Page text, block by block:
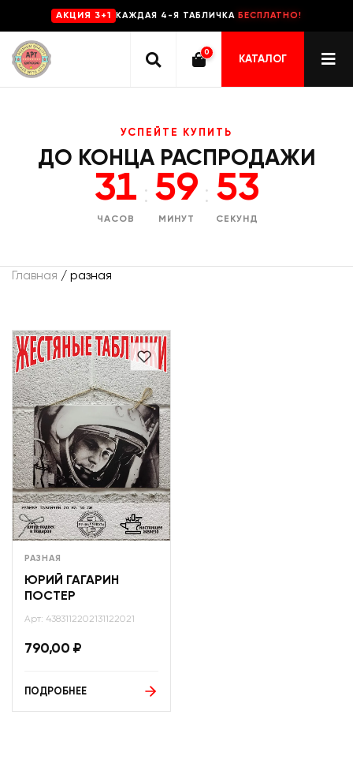
AKЦИЯ 3+1 КАЖДАЯ 4-Я ТАБЛИЧКА БЕСПЛАТНО!
0
КАТАЛОГ
УСПЕЙТЕ КУПИТЬ
ДО КОНЦА РАСПРОДАЖИ
31
ЧАСОВ
: 59
МИНУТ
: 53
СЕКУНД
Главная / разная
РАЗНАЯ
ЮРИЙ ГАГАРИН
ПОСТЕР
Арт: 4383112202131122021
790,00 ₽
ПОДРОБНЕЕ